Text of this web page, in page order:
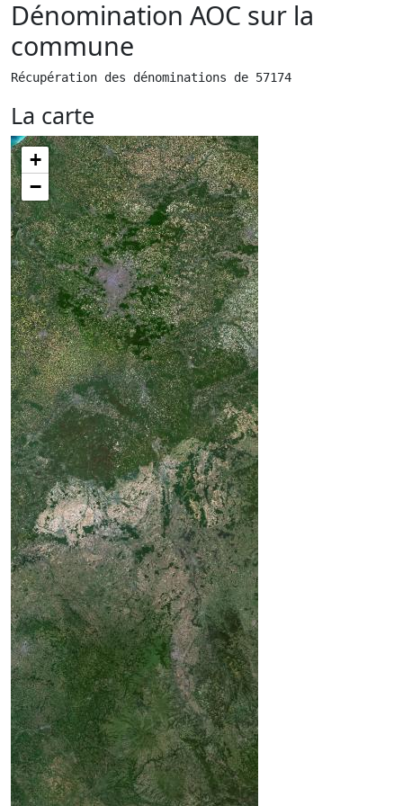
Dénomination AOC sur la
commune
Récupération des dénominations de 57174
La carte
+
−